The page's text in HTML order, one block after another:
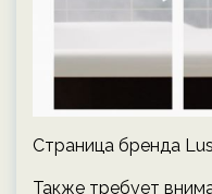
Страница бренда
Также требует